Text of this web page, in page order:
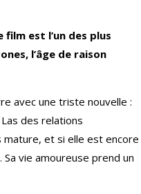
est l’un des plus
l’âge de raison
avec une triste nouvelle :
des relations
mature, et si elle est encore
vie amoureuse prend un